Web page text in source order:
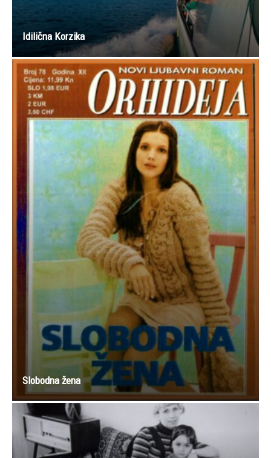
Idilična Korzika
Slobodna žena